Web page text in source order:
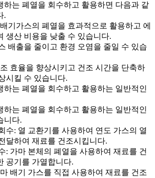
하는 폐열을 회수하고 활용하면 다음과 같
.
기가스의 폐열을 효과적으로 활용하고 에
생산 비용을 낮출 수 있습니다.
배출을 줄이고 환경 오염을 줄일 수 있습
효율을 향상시키고 건조 시간을 단축하
시킬 수 있습니다.
하는 폐열을 회수하고 활용하는 일반적인
하는 폐열을 회수하고 활용하는 일반적인
니다.
수: 열 교환기를 사용하여 연도 가스의 열
달하여 재료를 건조시킵니다.
: 가마 본체의 폐열을 사용하여 재료를 건
공기를 가열합니다.
배기 가스를 직접 사용하여 재료를 건조